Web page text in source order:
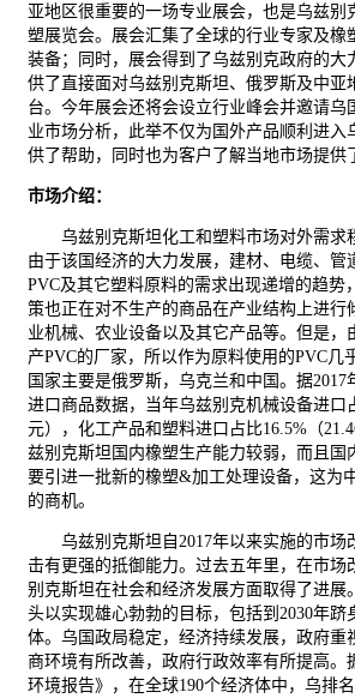
亚地区很重要的一场专业展会，也是乌兹别
塑展览会。展会汇集了全球的行业专家及橡
装备；同时，展会得到了乌兹别克政府的大
供了直接面对乌兹别克斯坦、俄罗斯及中亚
台。今年展会还将会设立行业峰会并邀请乌
业市场分析，此举不仅为国外产品顺利进入
供了帮助，同时也为客户了解当地市场提供
市场介绍：
乌兹别克斯坦化工和塑料市场对外需求
由于该国经济的大力发展， 建材、电缆、管
PVC及其它塑料原料的需求出现递增的趋势
策也正在对不生产的商品在产业结构上进行
业机械、农业设备以及其它产品等。但是，
产PVC的厂家，所以作为原料使用的PVC几
国家主要是俄罗斯，乌克兰和中国。据2017
进口商品数据，当年乌兹别克机械设备进口
元），化工产品和塑料进口占比16.5% （
兹别克斯坦国内橡塑生产能力较弱，而且国
要引进一批新的橡塑&加工处理设备，这为
的商机。
乌兹别克斯坦自 2017年以来实施的市场
击有更强的抵御能力。过去五年里，在市场
别克斯坦在社会和经济发展方面取得了进展
头以实现雄心勃勃的目标，包括到 2030年跻
体。乌国政局稳定，经济持续发展，政府重
商环境有所改善，政府行政效率有所提高。
环境报告》，在全球190个经济体中，乌排